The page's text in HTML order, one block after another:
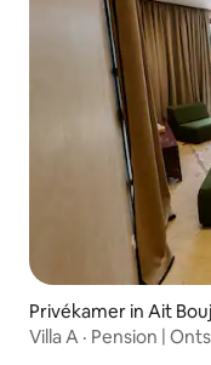
Privékamer in Ait
Villa A · Pension |